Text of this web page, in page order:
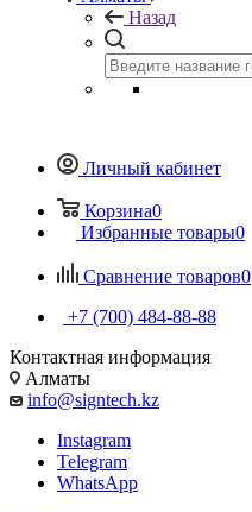
Назад
Личный кабинет
Корзина0
Избранные товары0
Сравнение товаров0
+7 (700) 484-88-88
Контактная информация
Алматы
info@signtech.kz
Instagram
Telegram
WhatsApp